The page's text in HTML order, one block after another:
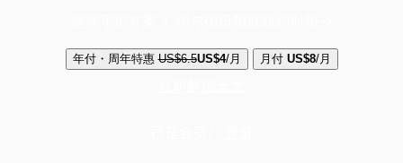
年付・周年特惠 US$6.5US$4/月 月付 US$8/月